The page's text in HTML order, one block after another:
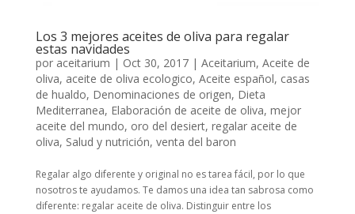
Los 3 mejores aceites de oliva para regalar
estas navidades
por aceitarium | Oct 30, 2017| Aceitarium, Aceite de
oliva, aceite de oliva ecologico, Aceite español, casas
de hualdo, Denominaciones de origen, Dieta
Mediterranea, Elaboración de aceite de oliva, mejor
aceite del mundo, oro del desiert, regalar aceite de
oliva, Salud y nutrición, venta del baron
Regalar algo diferente y original no es tarea fácil, por lo que
nosotros te ayudamos. Te damos una idea tan sabrosa como
diferente: regalar aceite de oliva. Distinguir entre los